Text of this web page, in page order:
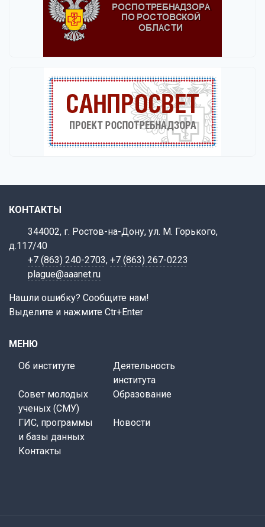
КОНТАКТЫ
344002, г. Ростов-на-Дону, ул. М. Горького,
д.117/40
+7 (863) 240-2703, +7 (863) 267-0223
plague@aaanet.ru
Нашли ошибку? Сообщите нам!
Выделите и нажмите Ctr+Enter
МЕНЮ
Об институте
Деятельность
института
Совет молодых
ученых (СМУ)
Образование
ГИС, программы
и базы данных
Новости
Контакты